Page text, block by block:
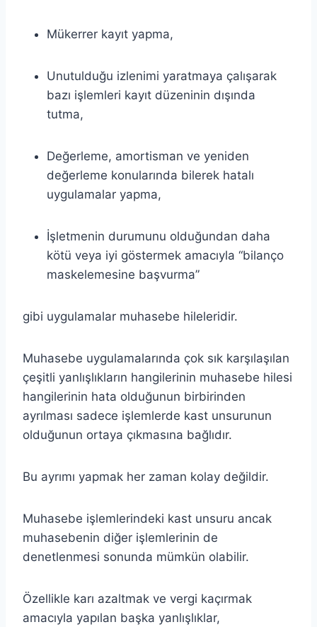
Mükerrer kayıt yapma,
Unutulduğu izlenimi yaratmaya çalışarak
bazı işlemleri kayıt düzeninin dışında
tutma,
Değerleme, amortisman ve yeniden
değerleme konularında bilerek hatalı
uygulamalar yapma,
İşletmenin durumunu olduğundan daha
kötü veya iyi göstermek amacıyla “bilanço
maskelemesine başvurma”
gibi uygulamalar muhasebe hileleridir.
Muhasebe uygulamalarında çok sık karşılaşılan
çeşitli yanlışlıkların hangilerinin muhasebe hilesi
hangilerinin hata olduğunun birbirinden
ayrılması sadece işlemlerde kast unsurunun
olduğunun ortaya çıkmasına bağlıdır.
Bu ayrımı yapmak her zaman kolay değildir.
Muhasebe işlemlerindeki kast unsuru ancak
muhasebenin diğer işlemlerinin de
denetlenmesi sonunda mümkün olabilir.
Özellikle karı azaltmak ve vergi kaçırmak
amacıyla yapılan başka yanlışlıklar,